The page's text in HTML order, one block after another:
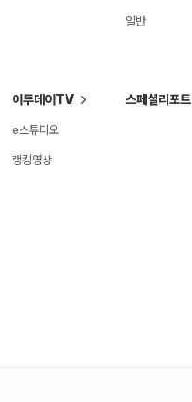
일반
이투데이TV
e스튜디오
랭킹영상
스페셜리포트